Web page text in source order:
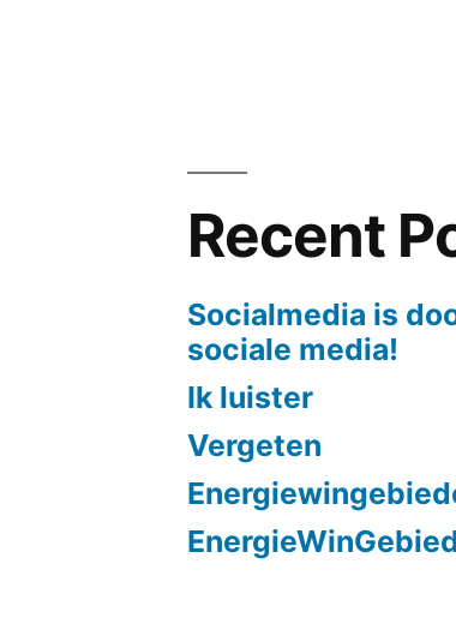
Recent
Socialmedia is
sociale media!
Ik luister
Vergeten